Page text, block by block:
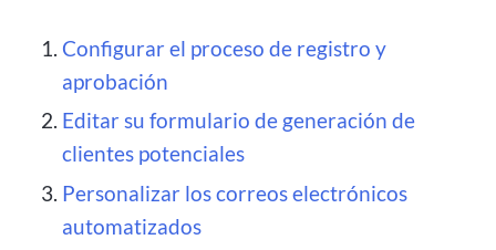
Configurar el proceso de registro y
aprobación
Editar su formulario de generación de
clientes potenciales
Personalizar los correos electrónicos
automatizados